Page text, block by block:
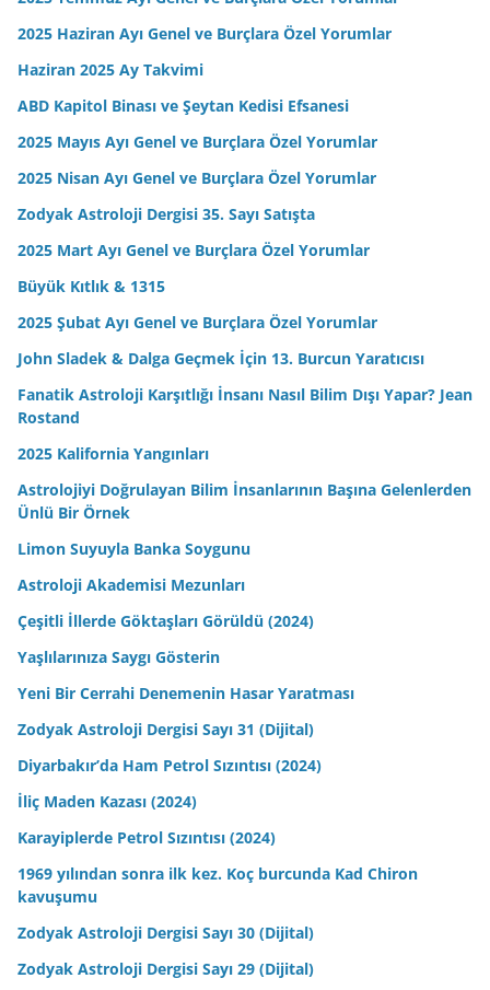
2025 Haziran Ayı Genel ve Burçlara Özel Yorumlar
Haziran 2025 Ay Takvimi
ABD Kapitol Binası ve Şeytan Kedisi Efsanesi
2025 Mayıs Ayı Genel ve Burçlara Özel Yorumlar
2025 Nisan Ayı Genel ve Burçlara Özel Yorumlar
Zodyak Astroloji Dergisi 35. Sayı Satışta
2025 Mart Ayı Genel ve Burçlara Özel Yorumlar
Büyük Kıtlık & 1315
2025 Şubat Ayı Genel ve Burçlara Özel Yorumlar
John Sladek & Dalga Geçmek İçin 13. Burcun Yaratıcısı
Fanatik Astroloji Karşıtlığı İnsanı Nasıl Bilim Dışı Yapar? Jean
Rostand
2025 Kalifornia Yangınları
Astrolojiyi Doğrulayan Bilim İnsanlarının Başına Gelenlerden
Ünlü Bir Örnek
Limon Suyuyla Banka Soygunu
Astroloji Akademisi Mezunları
Çeşitli İllerde Göktaşları Görüldü (2024)
Yaşlılarınıza Saygı Gösterin
Yeni Bir Cerrahi Denemenin Hasar Yaratması
Zodyak Astroloji Dergisi Sayı 31 (Dijital)
Diyarbakır’da Ham Petrol Sızıntısı (2024)
İliç Maden Kazası (2024)
Karayiplerde Petrol Sızıntısı (2024)
1969 yılından sonra ilk kez. Koç burcunda Kad Chiron
kavuşumu
Zodyak Astroloji Dergisi Sayı 30 (Dijital)
Zodyak Astroloji Dergisi Sayı 29 (Dijital)